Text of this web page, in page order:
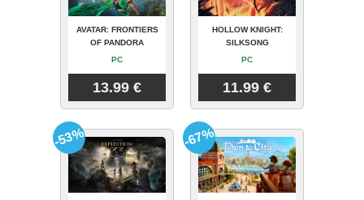
AVATAR: FRONTIERS
OF PANDORA
PC
13.99 €
HOLLOW KNIGHT:
SILKSONG
PC
11.99 €
-53% -67%